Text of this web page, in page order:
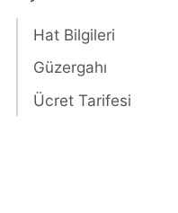
Hat Bilgileri
Güzergahı
Ücret Tarifesi